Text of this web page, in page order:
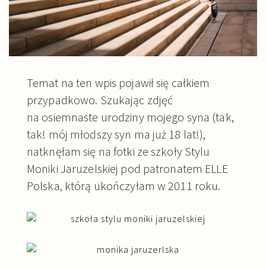
Temat na ten wpis pojawił się całkiem
przypadkowo. Szukając zdjęć
na osiemnaste urodziny mojego syna (tak,
tak! mój młodszy syn ma już 18 lat!),
natknęłam się na fotki ze szkoły Stylu
Moniki Jaruzelskiej pod patronatem ELLE
Polska, którą ukończyłam w 2011 roku.